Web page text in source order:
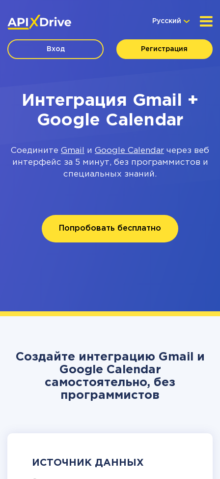
Русский
Вход Регистрация
Интеграция Gmail +
Google Calendar
Соедините Gmail и Google Calendar через веб
интерфейс за 5 минут, без программистов и
специальных знаний.
Попробовать бесплатно
Создайте интеграцию Gmail и
Google Calendar
самостоятельно, без
программистов
ИСТОЧНИК ДАННЫХ